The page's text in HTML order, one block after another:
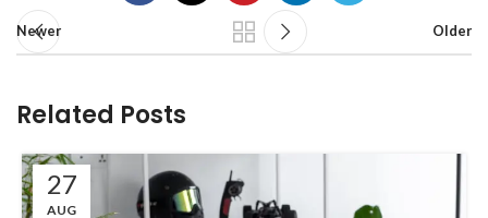
Newer Older
Related Posts
27
AUG